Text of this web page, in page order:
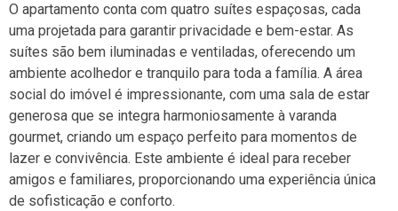
O apartamento conta com quatro suítes espaçosas, cada
uma projetada para garantir privacidade e bem-estar. As
suítes são bem iluminadas e ventiladas, oferecendo um
ambiente acolhedor e tranquilo para toda a família. A área
social do imóvel é impressionante, com uma sala de estar
generosa que se integra harmoniosamente à varanda
gourmet, criando um espaço perfeito para momentos de
lazer e convivência. Este ambiente é ideal para receber
amigos e familiares, proporcionando uma experiência única
de sofisticação e conforto.